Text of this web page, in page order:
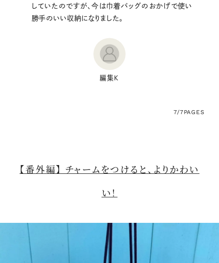
していたのですが、今は巾着バッグのおかげで使い
勝手のいい収納になりました。
編集K
7/7PAGES
【番外編】 チャームをつけると、よりかわい
い！